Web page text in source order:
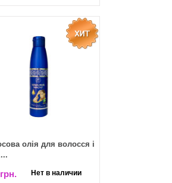
олія для волосся і
Нет в наличии